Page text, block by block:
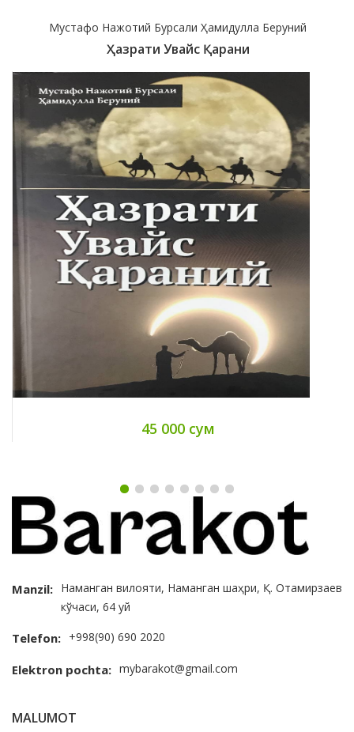
Мустафо Нажотий Бурсали Ҳамидулла Беруний
Ҳазрати Увайс Қарани
45 000 сум
Manzil: Наманган вилояти, Наманган шаҳри, Қ. Отамирзаев
кўчаси, 64 уй
Telefon: +998(90) 690 2020
Elektron pochta: mybarakot@gmail.com
MALUMOT